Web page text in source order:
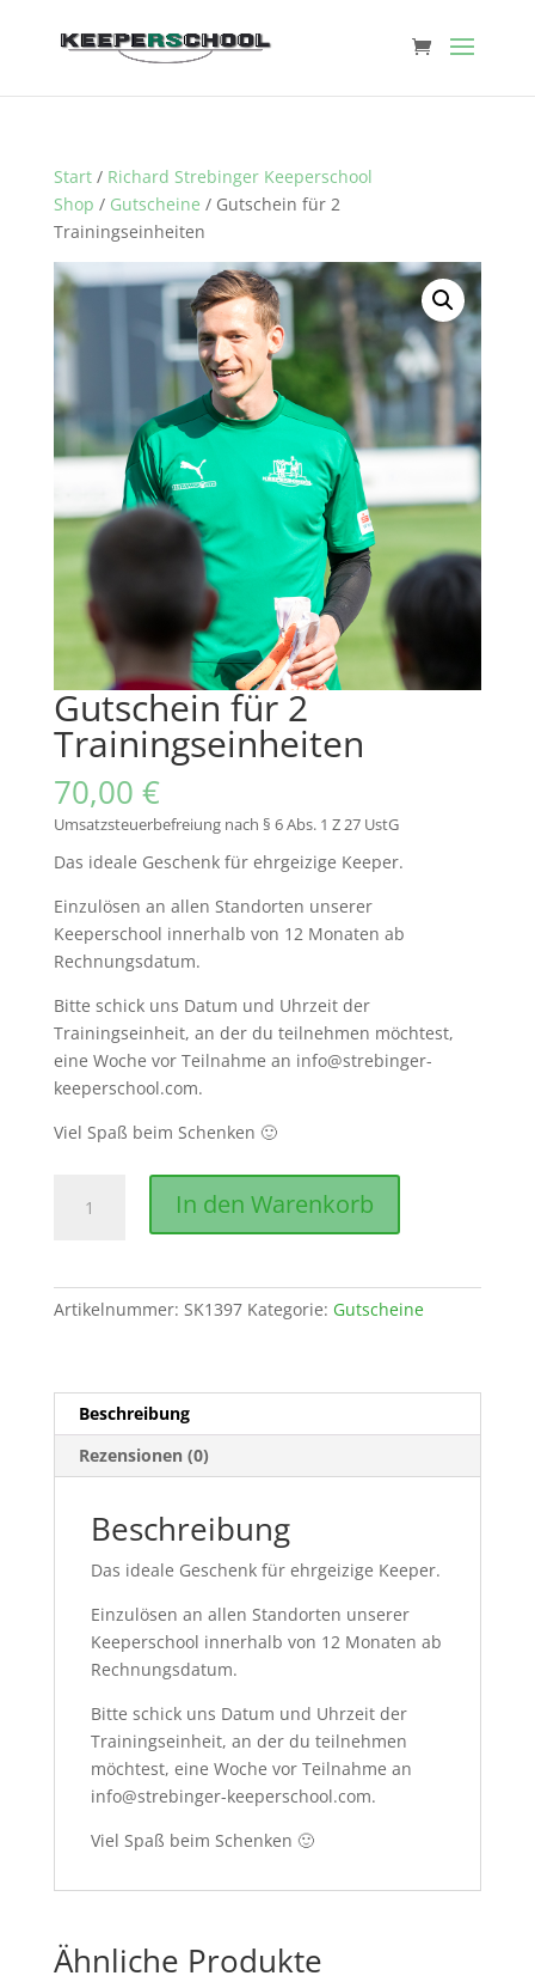
Start/ Richard Strebinger Keeperschool
Shop / Gutscheine / Gutschein für 2
Trainingseinheiten
Gutschein für 2
Trainingseinheiten
70,00 €
Umsatzsteuerbefreiung nach § 6 Abs. 1 Z 27 UstG
Das ideale Geschenk für ehrgeizige Keeper.
Einzulösen an allen Standorten unserer
Keeperschool innerhalb von 12 Monaten ab
Rechnungsdatum.
Bitte schick uns Datum und Uhrzeit der
Trainingseinheit, an der du teilnehmen möchtest,
eine Woche vor Teilnahme an info@strebinger-
keeperschool.com.
Viel Spaß beim Schenken 🙂
Menge
In den Warenkorb
Artikelnummer: SK1397 Kategorie: Gutscheine
Beschreibung
Rezensionen (0)
Beschreibung
Das ideale Geschenk für ehrgeizige Keeper.
Einzulösen an allen Standorten unserer
Keeperschool innerhalb von 12 Monaten ab
Rechnungsdatum.
Bitte schick uns Datum und Uhrzeit der
Trainingseinheit, an der du teilnehmen
möchtest, eine Woche vor Teilnahme an
info@strebinger-keeperschool.com.
Viel Spaß beim Schenken 🙂
Ähnliche Produkte